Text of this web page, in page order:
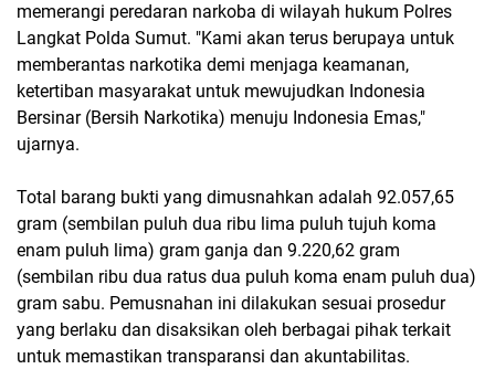
memerangi peredaran narkoba di wilayah hukum Polres
Langkat Polda Sumut. "Kami akan terus berupaya untuk
memberantas narkotika demi menjaga keamanan,
ketertiban masyarakat untuk mewujudkan Indonesia
Bersinar (Bersih Narkotika) menuju Indonesia Emas,"
ujarnya.
Total barang bukti yang dimusnahkan adalah 92.057,65
gram (sembilan puluh dua ribu lima puluh tujuh koma
enam puluh lima) gram ganja dan 9.220,62 gram
(sembilan ribu dua ratus dua puluh koma enam puluh dua)
gram sabu. Pemusnahan ini dilakukan sesuai prosedur
yang berlaku dan disaksikan oleh berbagai pihak terkait
untuk memastikan transparansi dan akuntabilitas.